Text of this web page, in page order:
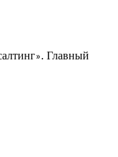
». Главный